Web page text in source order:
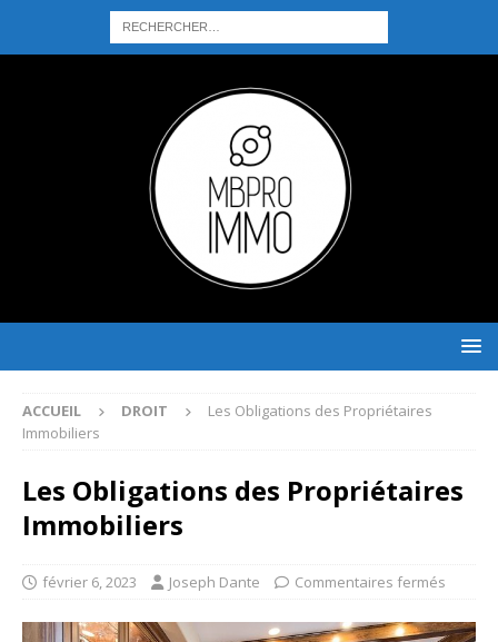
ACCUEIL DROIT
Les Obligations des Propriétaires
Immobiliers
Les Obligations des Propriétaires
Immobiliers
février 6, 2023 Joseph Dante Commentaires fermés